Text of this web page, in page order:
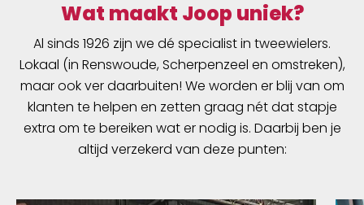
Wat maakt Joop uniek?
Al sinds 1926 zijn we dé specialist in tweewielers.
Lokaal (in Renswoude, Scherpenzeel en omstreken),
maar ook ver daarbuiten! We worden er blij van om
klanten te helpen en zetten graag nét dat stapje
extra om te bereiken wat er nodig is. Daarbij ben je
altijd verzekerd van deze punten: